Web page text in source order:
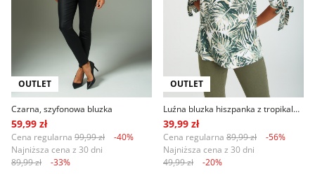
OUTLET
Czarna, szyfonowa bluzka
59,99 zł
Cena regularna 99,99 zł
-40%
Najniższa cena z 30 dni
89,99 zł
-33%
OUTLET
Luźna bluzka hiszpanka z tropikalnym nadrukiem
39,99 zł
Cena regularna 89,99 zł
-56%
Najniższa cena z 30 dni
49,99 zł
-20%